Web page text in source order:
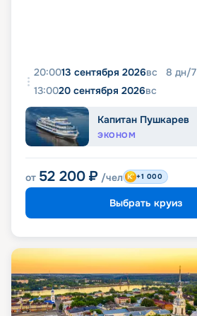
20:0013 сентября 2026вс 8 дн/7
13:0020 сентября 2026вс
Капитан Пушкарев
ЭКОНОМ
от 52 200 ₽ /чел +1 000
Выбрать круиз